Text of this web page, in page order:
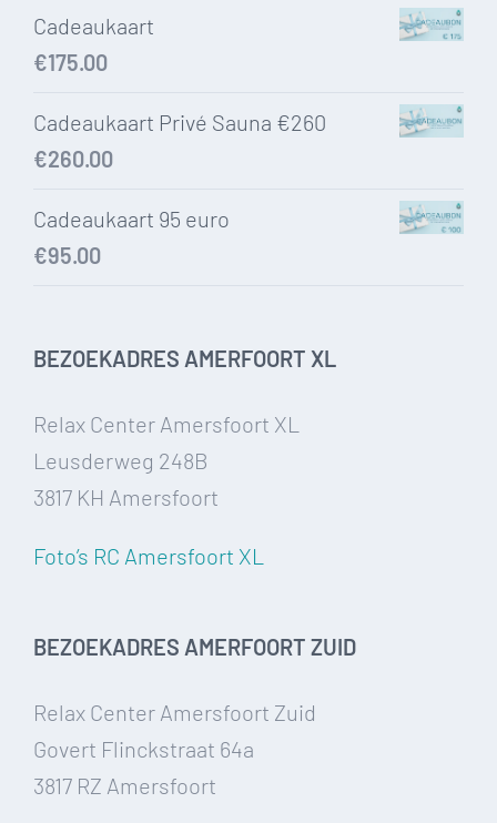
Cadeaukaart
€175.00
Cadeaukaart Privé Sauna €260
€260.00
Cadeaukaart 95 euro
€95.00
BEZOEKADRES AMERFOORT XL
Relax Center Amersfoort XL
Leusderweg 248B
3817 KH Amersfoort
Foto’s RC Amersfoort XL
BEZOEKADRES AMERFOORT ZUID
Relax Center Amersfoort Zuid
Govert Flinckstraat 64a
3817 RZ Amersfoort